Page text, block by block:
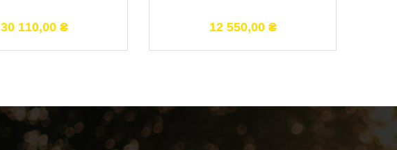
30 110,00 ₴ 12 550,00 ₴